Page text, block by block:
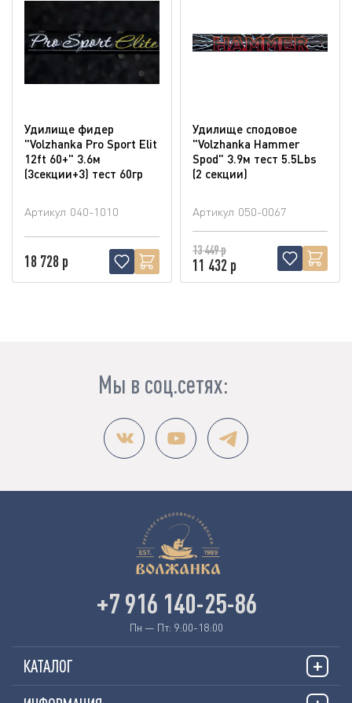
Удилище фидер
"Volzhanka Pro Sport Elit
12ft 60+" 3.6м
(3секции+3) тест 60гр
Артикул 040-1010
18 728 р
Удилище сподовое
"Volzhanka Hammer
Spod" 3.9м тест 5.5Lbs
(2 секции)
Артикул 050-0067
13 449 р
11 432 р
Мы в соц.сетях:
КАТАЛОГ
+7 916 140-25-86
Пн — Пт: 9:00-18:00